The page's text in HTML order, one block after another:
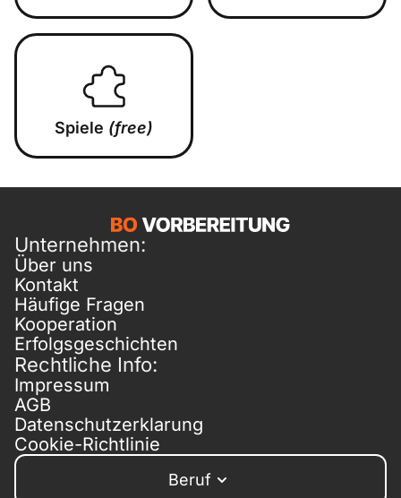
Spiele (free)
Unternehmen:
Über uns
Kontakt
Häufige Fragen
Kooperation
Erfolgsgeschichten
Rechtliche Info:
Impressum
AGB
Datenschutzerklarung
Cookie-Richtlinie
Beruf